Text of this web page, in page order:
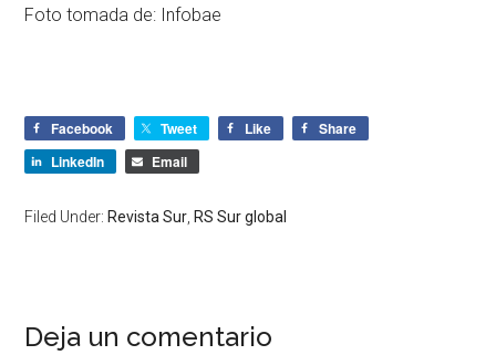
Foto tomada de: Infobae
Facebook Tweet Like
Share
LinkedIn
Email
Filed Under: Revista Sur RS Sur global
Deja un comentario